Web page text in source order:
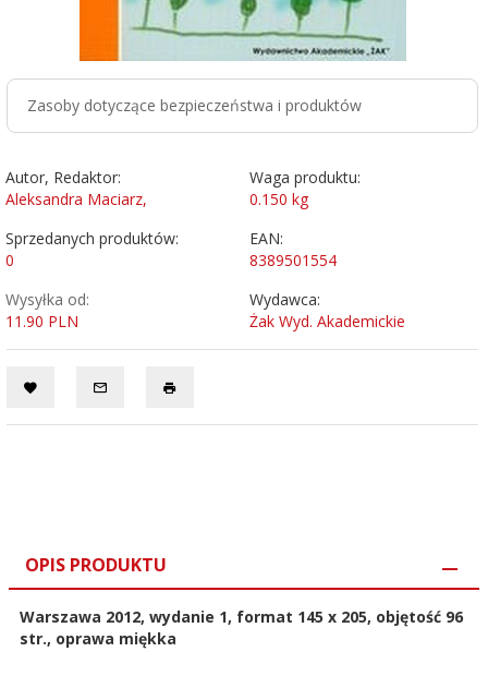
Zasoby dotyczące bezpieczeństwa i produktów
Autor, Redaktor:
Aleksandra Maciarz,
Waga produktu:
0.150 kg
Sprzedanych produktów:
0
EAN:
8389501554
Wysyłka od:
11.90 PLN
Wydawca:
Żak Wyd. Akademickie
OPIS PRODUKTU
Warszawa 2012, wydanie 1, format 145 x 205, objętość 96
str., oprawa miękka